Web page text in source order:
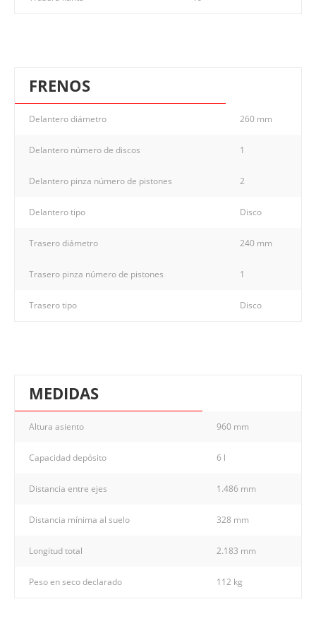
FRENOS
Delantero diámetro 260 mm
Delantero número de discos 1
Delantero pinza número de pistones 2
Delantero tipo Disco
Trasero diámetro 240 mm
Trasero pinza número de pistones 1
Trasero tipo Disco
MEDIDAS
Altura asiento 960 mm
Capacidad depósito 6 l
Distancia entre ejes 1.486 mm
Distancia mínima al suelo 328 mm
Longitud total 2.183 mm
Peso en seco declarado 112 kg